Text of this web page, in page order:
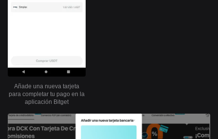
Añade una nueva tarjeta
para completar tu pago en la
aplicación Bitget